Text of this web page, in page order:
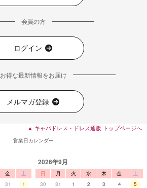
会員の方
ログイン
お得な最新情報をお届け
メルマガ登録
▲ キャバドレス・ドレス通販 トップページへ
営業日カレンダー
金
土
31
1
2026年9月
日 月 火 水 木 金
土
30
31 1 2 3 4
5